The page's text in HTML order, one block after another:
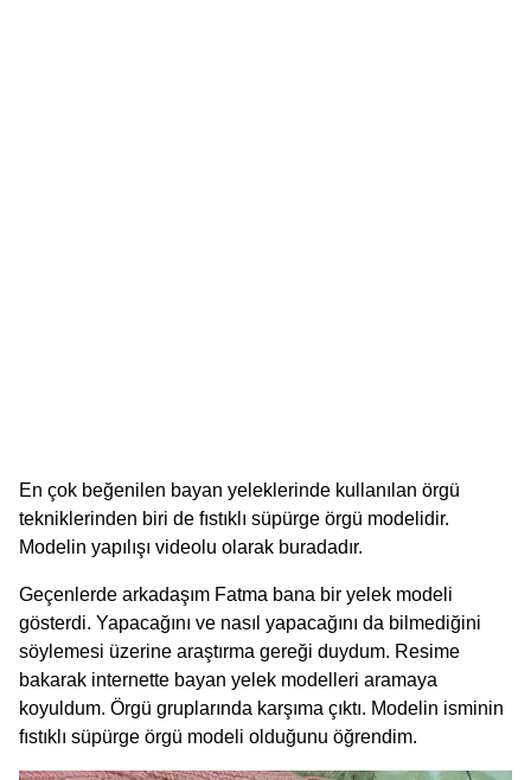
En çok beğenilen bayan yeleklerinde kullanılan örgü
tekniklerinden biri de fıstıklı süpürge örgü modelidir.
Modelin yapılışı videolu olarak buradadır.
Geçenlerde arkadaşım Fatma bana bir yelek modeli
gösterdi. Yapacağını ve nasıl yapacağını da bilmediğini
söylemesi üzerine araştırma gereği duydum. Resime
bakarak internette bayan yelek modelleri aramaya
koyuldum. Örgü gruplarında karşıma çıktı. Modelin isminin
fıstıklı süpürge örgü modeli olduğunu öğrendim.